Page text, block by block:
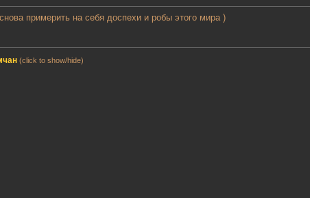
примерить на себя доспехи и робы этого мира )
(click to show/hide)